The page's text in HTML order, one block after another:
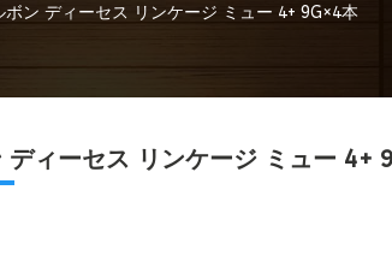
ボン ディーセス リンケージ ミュー 4+ 9G×4本
ディーセス リンケージ ミュー 4+